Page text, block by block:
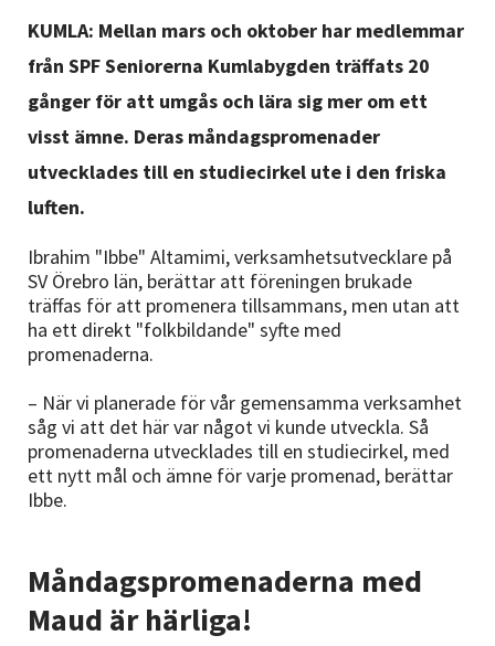
Avdelningar
Lyssna
KUMLA: Mellan mars och oktober har medlemmar
från SPF Seniorerna Kumlabygden träffats 20
gånger för att umgås och lära sig mer om ett
visst ämne. Deras måndagspromenader
utvecklades till en studiecirkel ute i den friska
luften.
Ibrahim "Ibbe" Altamimi, verksamhetsutvecklare på
SV Örebro län, berättar att föreningen brukade
träffas för att promenera tillsammans, men utan att
ha ett direkt "folkbildande" syfte med
promenaderna.
– När vi planerade för vår gemensamma verksamhet
såg vi att det här var något vi kunde utveckla. Så
promenaderna utvecklades till en studiecirkel, med
ett nytt mål och ämne för varje promenad, berättar
Ibbe.
Måndagspromenaderna med
Maud är härliga!